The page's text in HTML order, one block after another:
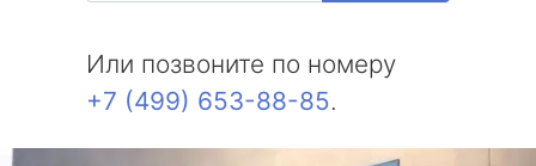
Или позвоните по номеру
+7 (499) 653-88-85.